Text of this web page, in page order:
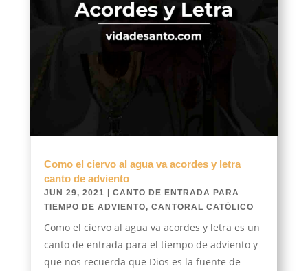
Como el ciervo al agua va acordes y letra
canto de adviento
JUN 29, 2021
CANTO DE ENTRADA PARA
TIEMPO DE ADVIENTO, CANTORAL CATÓLICO
Como el ciervo al agua va acordes y letra es un
canto de entrada para el tiempo de adviento y
que nos recuerda que Dios es la fuente de